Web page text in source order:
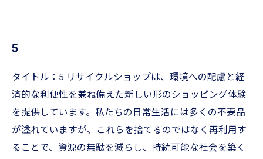
5
タイトル：5 リサイクルショップは、環境への配慮と経
済的な利便性を兼ね備えた新しい形のショッピング体験
を提供しています。私たちの日常生活には多くの不要品
が溢れていますが、これらを捨てるのではなく再利用す
ることで、資源の無駄を減らし、持続可能な社会を築く